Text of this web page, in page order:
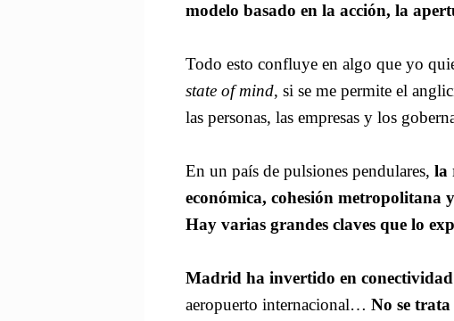
modelo basado en la acción, la
Todo esto confluye en algo que yo
state of mind, si se me permite el
las personas, las empresas y los
En un país de pulsiones pendulares, la
económica, cohesión metropolitana
Hay varias grandes claves que lo
Madrid ha invertido en
aeropuerto internacional… No se trata